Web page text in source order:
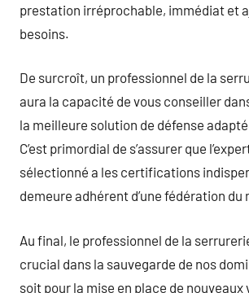
prestation irréprochable, immédiat et
besoins.
De surcroît, un professionnel de la
aura la capacité de vous conseiller
la meilleure solution de défense
C’est primordial de s’assurer que
sélectionné a les certifications
demeure adhérent d’une fédération du
Au final, le professionnel de la
crucial dans la sauvegarde de nos
soit pour la mise en place de nouveaux